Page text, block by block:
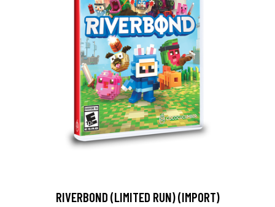
RIVERBOND (LIMITED RUN) (IMPORT)